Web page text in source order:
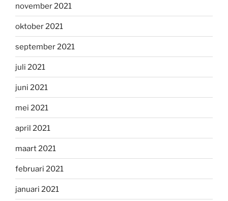
november 2021
oktober 2021
september 2021
juli 2021
juni 2021
mei 2021
april 2021
maart 2021
februari 2021
januari 2021